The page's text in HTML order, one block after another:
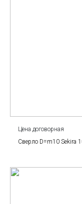
Цена договорная
Сверло D=m10 Sekira